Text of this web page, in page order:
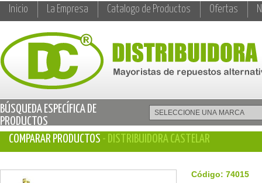
Inicio La Empresa Catalogo de Productos Ofertas
BÚSQUEDA ESPECÍFICA DE
PRODUCTOS
COMPARAR PRODUCTOS - DISTRIBUIDORA CASTELAR
Código: 74015